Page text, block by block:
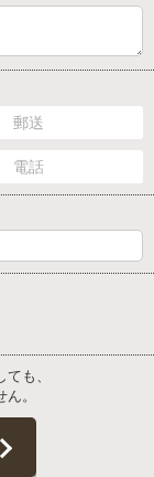
郵送
電話
も、
。